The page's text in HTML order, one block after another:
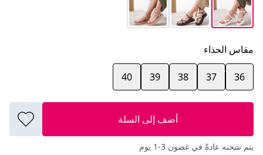
مقاس الحذاء
36
37
38
39
40
أضف إلى السلة
يتم شحنه عادةً في غضون 3-1 يوم